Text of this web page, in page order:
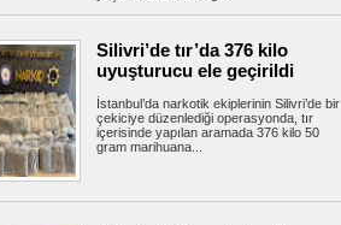
listesinden çıkardı
ilişkin görüşmelerle devam ederken...
TBMM'deki teklifte kritik detay!
Örgüt yöneticilerine kapı kapandı
TBMM Başkanlığı'na sunulan "Millî Dayanışma
ve Toplumsal Bütünleşmenin...
Silivri’de tır’da 376 kilo
uyuşturucu ele geçirildi
İstanbul’da narkotik ekiplerinin Silivri’de bir
çekiciye düzenlediği operasyonda, tır
içerisinde yapılan aramada 376 kilo 50
gram marihuana...